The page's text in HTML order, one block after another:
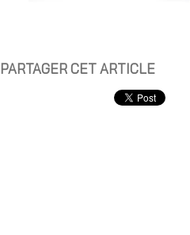
PARTAGER CET ARTICLE